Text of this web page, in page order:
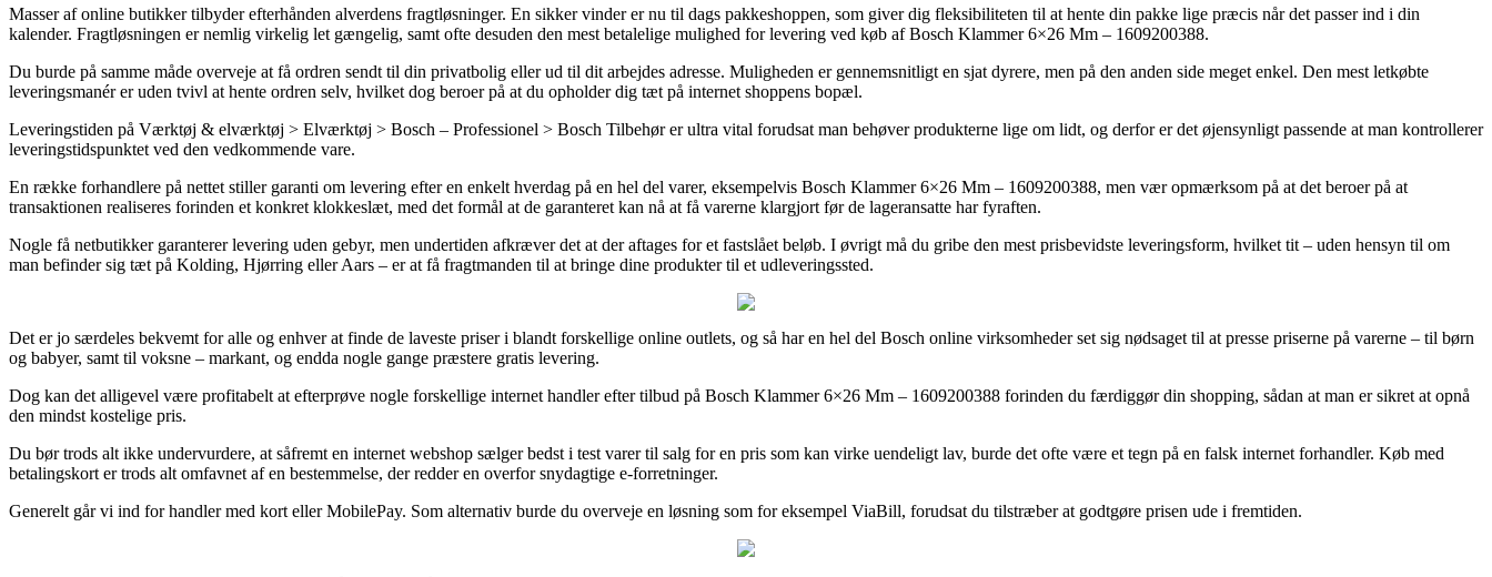
Masser af online butikker tilbyder efterhånden alverdens fragtløsninger. En sikker vinder er nu til dags pakkeshoppen, som giver dig fleksibiliteten til at hente din pakke lige præcis når det passer ind i din
kalender. Fragtløsningen er nemlig virkelig let gængelig, samt ofte desuden den mest betalelige mulighed for levering ved køb af Bosch Klammer 6×26 Mm – 1609200388.
Du burde på samme måde overveje at få ordren sendt til din privatbolig eller ud til dit arbejdes adresse. Muligheden er gennemsnitligt en sjat dyrere, men på den anden side meget enkel. Den mest letkøbte
leveringsmanér er uden tvivl at hente ordren selv, hvilket dog beroer på at du opholder dig tæt på internet shoppens bopæl.
Leveringstiden på Værktøj & elværktøj > Elværktøj > Bosch – Professionel > Bosch Tilbehør er ultra vital forudsat man behøver produkterne lige om lidt, og derfor er det øjensynligt passende at man kontrollerer
leveringstidspunktet ved den vedkommende vare.
En række forhandlere på nettet stiller garanti om levering efter en enkelt hverdag på en hel del varer, eksempelvis Bosch Klammer 6×26 Mm – 1609200388, men vær opmærksom på at det beroer på at
transaktionen realiseres forinden et konkret klokkeslæt, med det formål at de garanteret kan nå at få varerne klargjort før de lageransatte har fyraften.
Nogle få netbutikker garanterer levering uden gebyr, men undertiden afkræver det at der aftages for et fastslået beløb. I øvrigt må du gribe den mest prisbevidste leveringsform, hvilket tit – uden hensyn til om
man befinder sig tæt på Kolding, Hjørring eller Aars – er at få fragtmanden til at bringe dine produkter til et udleveringssted.
Det er jo særdeles bekvemt for alle og enhver at finde de laveste priser i blandt forskellige online outlets, og så har en hel del Bosch online virksomheder set sig nødsaget til at presse priserne på varerne – til børn
og babyer, samt til voksne – markant, og endda nogle gange præstere gratis levering.
Dog kan det alligevel være profitabelt at efterprøve nogle forskellige internet handler efter tilbud på Bosch Klammer 6×26 Mm – 1609200388 forinden du færdiggør din shopping, sådan at man er sikret at opnå
den mindst kostelige pris.
Du bør trods alt ikke undervurdere, at såfremt en internet webshop sælger bedst i test varer til salg for en pris som kan virke uendeligt lav, burde det ofte være et tegn på en falsk internet forhandler. Køb med
betalingskort er trods alt omfavnet af en bestemmelse, der redder en overfor snydagtige e-forretninger.
Generelt går vi ind for handler med kort eller MobilePay. Som alternativ burde du overveje en løsning som for eksempel ViaBill, forudsat du tilstræber at godtgøre prisen ude i fremtiden.